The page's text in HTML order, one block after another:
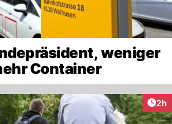
weniger
Container
2h